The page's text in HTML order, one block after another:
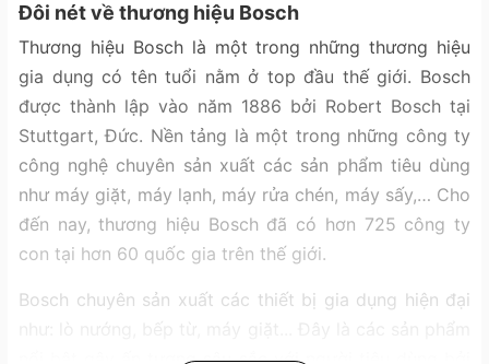
Đôi nét về thương hiệu Bosch
Thương hiệu Bosch là một trong những thương hiệu
gia dụng có tên tuổi nằm ở top đầu thế giới. Bosch
được thành lập vào năm 1886 bởi Robert Bosch tại
Stuttgart, Đức. Nền tảng là một trong những công ty
công nghệ chuyên sản xuất các sản phẩm tiêu dùng
như máy giặt, máy lạnh, máy rửa chén, máy sấy,… Cho
đến nay, thương hiệu Bosch đã có hơn 725 công ty
con tại hơn 60 quốc gia trên thế giới.
Bosch chuyên sản xuất các thiết bị gia dụng hiện đại
nổi bật gây ấn tượng sâu sắc với người tiêu dùng bởi